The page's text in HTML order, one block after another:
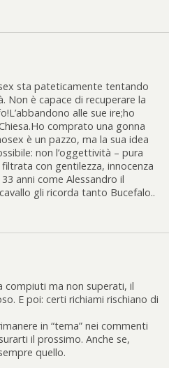
sta pateticamente tentando
Non è capace di recuperare la
alle sue ire;ho
comprato una gonna
è un pazzo, ma la sua idea
non l’oggettività – pura
con gentilezza, innocenza
anni come Alessandro il
gli ricorda tanto Bucefalo..
compiuti ma non superati, il
E poi: certi richiami rischiano di
in “tema” nei commenti
il prossimo. Anche se,
quello.